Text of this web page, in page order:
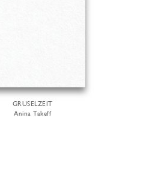
GRUSELZEIT
Anina Takeff